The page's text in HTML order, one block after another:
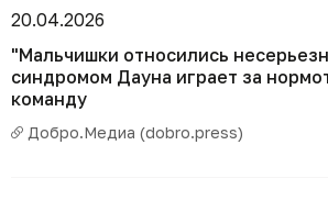
"Мальчишки относились
синдромом Дауна играет за
команду
Добро.Медиа (dobro.press)
20.04.2026